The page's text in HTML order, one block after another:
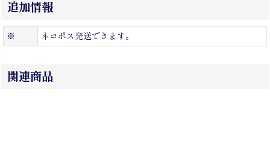
追加情報
※ ネコポス発送できます。
関連商品